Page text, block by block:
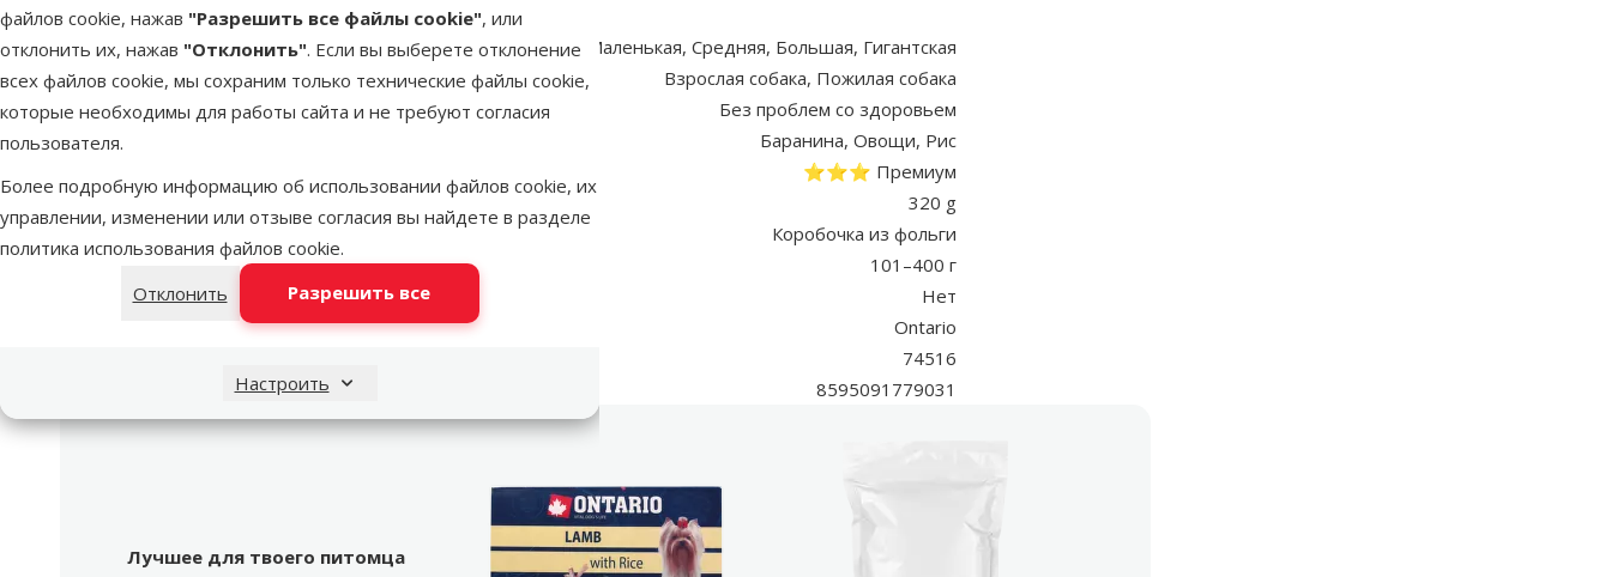
файлов cookie, нажав "Разрешить все файлы cookie", или
отклонить их, нажав "Отклонить". Если вы выберете отклонение
всех файлов cookie, мы сохраним только технические файлы cookie,
которые необходимы для работы сайта и не требуют согласия
пользователя.
Более подробную информацию об использовании файлов cookie, их
управлении, изменении или отзыве согласия вы найдете в разделе
политика использования файлов cookie.
Отклонить
Разрешить все
Настроить
Параметры
Размер собаки
Миниатюрная, Маленькая, Средняя, Большая, Гигантская
Возраст собаки
Взрослая собака, Пожилая собака
Состояние здоровья
Без проблем со здоровьем
Баранина, Овощи, Рис
⭐⭐⭐ Премиум
Вес продукта
320 g
Коробочка из фольги
Вес упаковки
101–400 г
Для кастрированных и стерилизованных собак
Нет
Бренд
Ontario
74516
EAN
8595091779031
Продукт
Лучшее для твоего питомца